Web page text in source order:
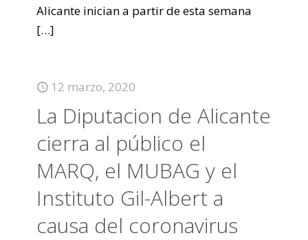
Alicante inician a partir de esta semana
[…]
12 marzo, 2020
La Diputacion de Alicante
cierra al público el
MARQ, el MUBAG y el
Instituto Gil-Albert a
causa del coronavirus